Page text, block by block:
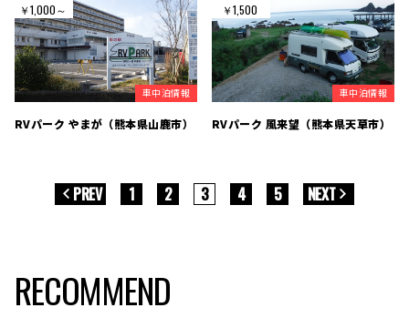
￥1,000～
車中泊情報
RVパーク やまが（熊本県山鹿市）
￥1,500
車中泊情報
RVパーク 風来望（熊本県天草市）
PREV 1 2 3 4 5 NEXT
RECOMMEND